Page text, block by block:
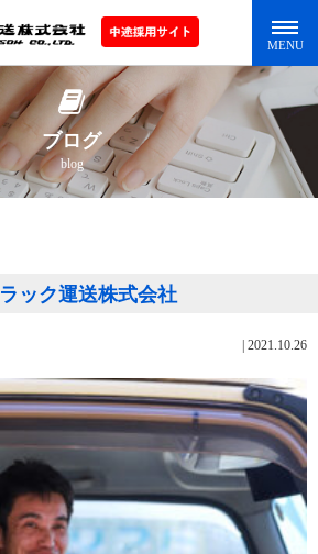
ブログ
blog
ック運送株式会社
2021.10.26